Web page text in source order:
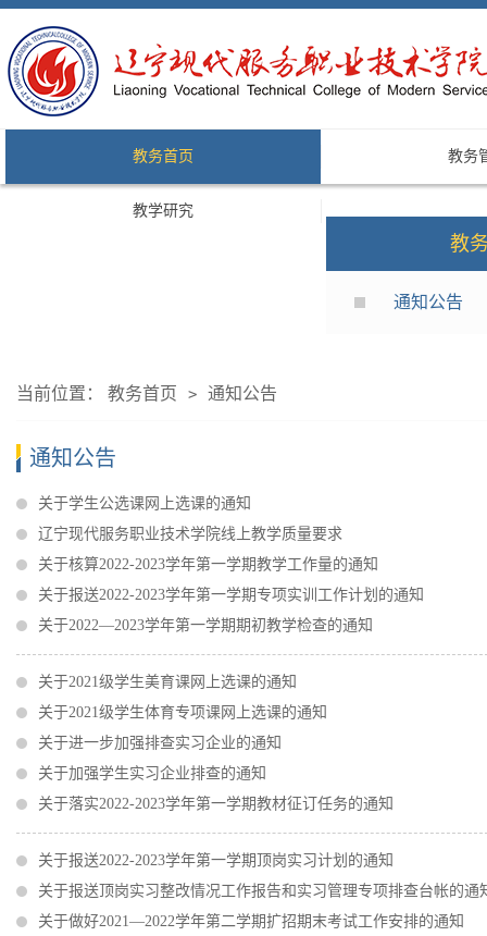
教务首页 教务
教学研究
教
通知公告
当前位置： 教务首页 > 通知公告
通知公告
关于学生公选课网上选课的通知
辽宁现代服务职业技术学院线上教学质量要求
关于核算2022-2023学年第一学期教学工作量的通知
关于报送2022-2023学年第一学期专项实训工作计划的通知
关于2022—2023学年第一学期期初教学检查的通知
关于2021级学生美育课网上选课的通知
关于2021级学生体育专项课网上选课的通知
关于进一步加强排查实习企业的通知
关于加强学生实习企业排查的通知
关于落实2022-2023学年第一学期教材征订任务的通知
关于报送2022-2023学年第一学期顶岗实习计划的通知
关于报送顶岗实习整改情况工作报告和实习管理专项排查台帐的通
关于做好2021—2022学年第二学期扩招期末考试工作安排的通知